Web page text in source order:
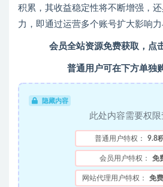
积累，其收益稳定性将不断增强，
力，即通过运营多个账号扩大影响力
会员全站资源免费获取，点
普通用户可在下方单独
隐藏内容
此处内容需要权限
普通用户特权： 9.8
会员用户特权： 免
网站代理用户特权： 免费